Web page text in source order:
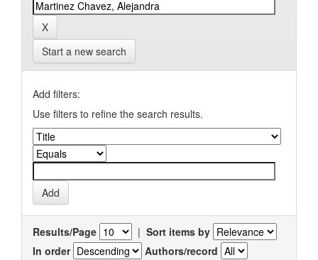
Start a new search
Add filters:
Use filters to refine the search results.
Results/Page | Sort items by
In order
Authors/record